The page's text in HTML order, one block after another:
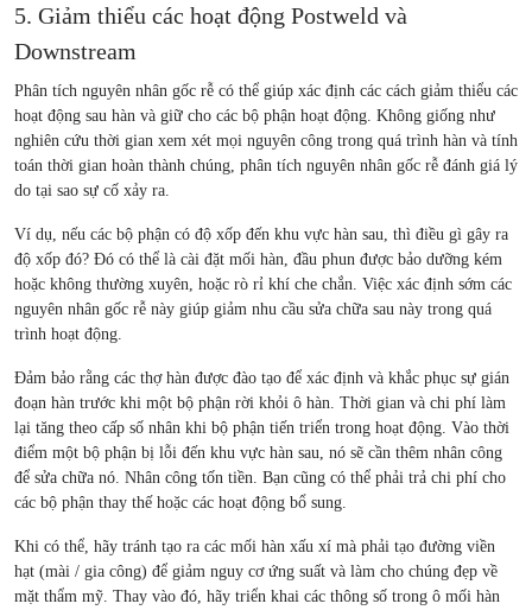
5. Giảm thiểu các hoạt động Postweld và
Downstream
Phân tích nguyên nhân gốc rễ có thể giúp xác định các cách giảm thiểu các
hoạt động sau hàn và giữ cho các bộ phận hoạt động. Không giống như
nghiên cứu thời gian xem xét mọi nguyên công trong quá trình hàn và tính
toán thời gian hoàn thành chúng, phân tích nguyên nhân gốc rễ đánh giá lý
do tại sao sự cố xảy ra.
Ví dụ, nếu các bộ phận có độ xốp đến khu vực hàn sau, thì điều gì gây ra
độ xốp đó? Đó có thể là cài đặt mối hàn, đầu phun được bảo dưỡng kém
hoặc không thường xuyên, hoặc rò rỉ khí che chắn. Việc xác định sớm các
nguyên nhân gốc rễ này giúp giảm nhu cầu sửa chữa sau này trong quá
trình hoạt động.
Đảm bảo rằng các thợ hàn được đào tạo để xác định và khắc phục sự gián
đoạn hàn trước khi một bộ phận rời khỏi ô hàn. Thời gian và chi phí làm
lại tăng theo cấp số nhân khi bộ phận tiến triển trong hoạt động. Vào thời
điểm một bộ phận bị lỗi đến khu vực hàn sau, nó sẽ cần thêm nhân công
để sửa chữa nó. Nhân công tốn tiền. Bạn cũng có thể phải trả chi phí cho
các bộ phận thay thế hoặc các hoạt động bổ sung.
Khi có thể, hãy tránh tạo ra các mối hàn xấu xí mà phải tạo đường viền
hạt (mài / gia công) để giảm nguy cơ ứng suất và làm cho chúng đẹp về
mặt thẩm mỹ. Thay vào đó, hãy triển khai các thông số trong ô mối hàn